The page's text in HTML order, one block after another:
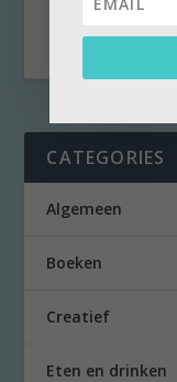
CATEGORIES
Algemeen
Boeken
Creatief
Eten en drinken